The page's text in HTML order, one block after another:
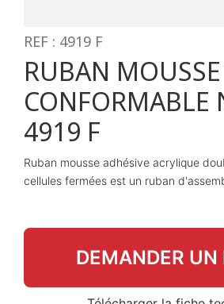
REF : 4919 F
RUBAN
CONFORMABLE
4919 F
Ruban mousse adhésive acrylique
cellules fermées est un ruban
DEMANDER UN